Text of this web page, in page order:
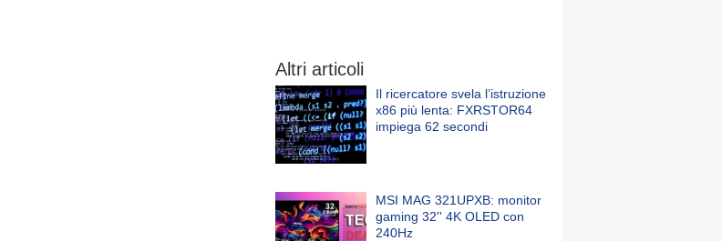
Altri articoli
Il ricercatore svela l’istruzione
x86 più lenta: FXRSTOR64
impiega 62 secondi
MSI MAG 321UPXB: monitor
gaming 32'' 4K OLED con
240Hz